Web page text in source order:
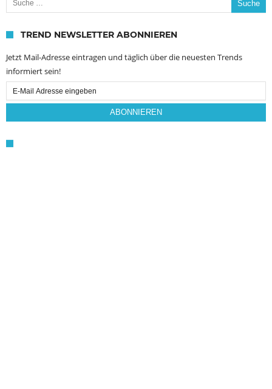
TREND NEWSLETTER ABONNIEREN
Jetzt Mail-Adresse eintragen und täglich über die neuesten Trends
informiert sein!
Email
Subscription
ABONNIEREN